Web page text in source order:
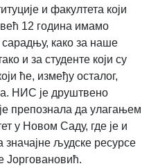
и факултета који
већ 12 година имамо
како за наше
и за студенте који су
ће, између осталог,
НИС је друштвено
препознала да улагањем
у Новом Саду, где је и
значајне људске ресурсе
Јорговановић.